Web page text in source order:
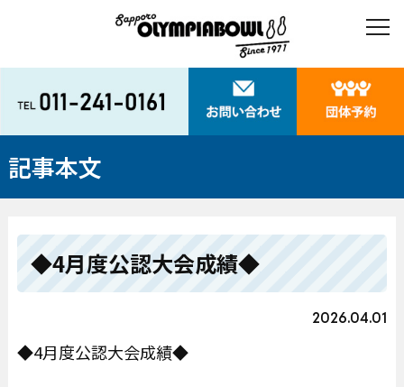
記事本文
◆4月度公認大会成績◆
2026.04.01
◆4月度公認大会成績◆